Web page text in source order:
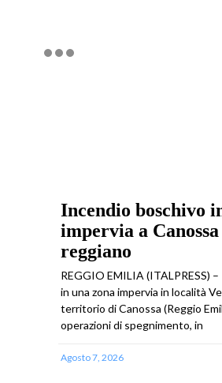
Incendio boschivo
impervia a Canossa
reggiano
REGGIO EMILIA (ITALPRESS)
in una zona impervia in località
territorio di Canossa (Reggio
operazioni di spegnimento, in
Agosto 7, 2026